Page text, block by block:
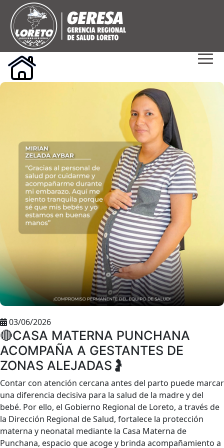
03/06/2026
🔴CASA MATERNA PUNCHANA
ACOMPAÑA A GESTANTES DE
ZONAS ALEJADAS🤰
Contar con atención cercana antes del parto puede marcar
una diferencia decisiva para la salud de la madre y del
bebé. Por ello, el Gobierno Regional de Loreto, a través de
la Dirección Regional de Salud, fortalece la protección
materna y neonatal mediante la Casa Materna de
Punchana, espacio que acoge y brinda acompañamiento a